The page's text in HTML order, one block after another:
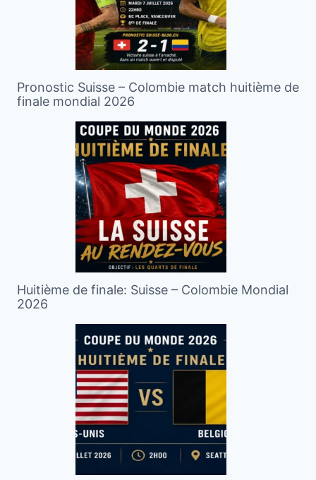
Pronostic Suisse – Colombie match huitième de
finale mondial 2026
Huitième de finale: Suisse – Colombie Mondial
2026